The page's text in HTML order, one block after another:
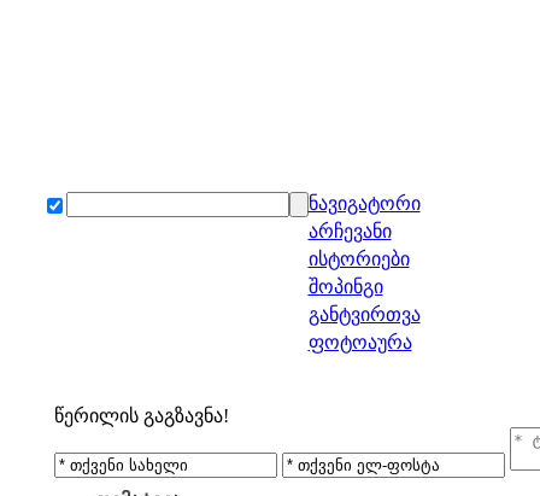
ნავიგატორი
არჩევანი
ისტორიები
შოპინგი
განტვირთვა
ფოტოაურა
წერილის გაგზავნა!